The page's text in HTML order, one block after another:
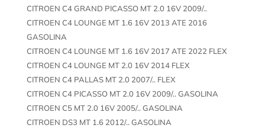
CITROEN C4 GRAND PICASSO MT 2.0 16V 2009/..
CITROEN C4 LOUNGE MT 1.6 16V 2013 ATE 2016
GASOLINA
CITROEN C4 LOUNGE MT 1.6 16V 2017 ATE 2022 FLEX
CITROEN C4 LOUNGE MT 2.0 16V 2014 FLEX
CITROEN C4 PALLAS MT 2.0 2007/.. FLEX
CITROEN C4 PICASSO MT 2.0 16V 2009/.. GASOLINA
CITROEN C5 MT 2.0 16V 2005/.. GASOLINA
CITROEN DS3 MT 1.6 2012/.. GASOLINA